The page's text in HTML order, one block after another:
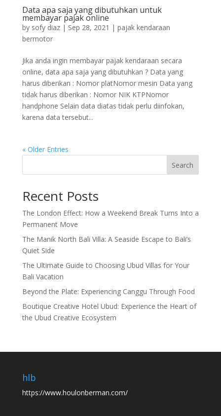
Data apa saja yang dibutuhkan untuk
membayar pajak online
by sofy diaz| Sep 28, 2021 | pajak kendaraan
bermotor
Jika anda ingin membayar pajak kendaraan secara
online, data apa saja yang dibutuhkan ? Data yang
harus diberikan : Nomor platNomor mesin Data yang
tidak harus diberikan : Nomor NIK KTPNomor
handphone Selain data diatas tidak perlu diinfokan,
karena data tersebut...
« Older Entries
Search
Recent Posts
The London Effect: How a Weekend Break Turns Into a
Permanent Move
The Manik North Bali Villa: A Seaside Escape to Bali’s
Quiet Side
The Ultimate Guide to Choosing Ubud Villas for Your
Bali Vacation
Beyond the Plate: Experiencing Canggu Through Food
Boutique Creative Hotel Ubud: Experience the Heart of
the Ubud Creative Ecosystem
hlb
https://www.houlonberman.com/